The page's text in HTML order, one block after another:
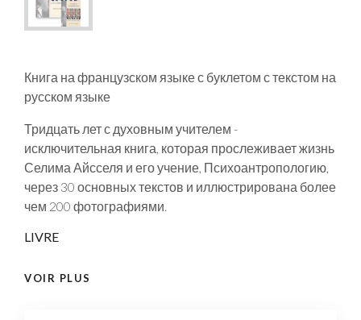
Книга на французском языке с буклетом с текстом на
русском языке
Тридцать лет с духовным учителем -
исключительная книга, которая прослеживает жизнь
Селима Айсселя и его учение, Психоантропологию,
через 30 основных текстов и иллюстрирована более
чем 200 фотографиями.
LIVRE
VOIR PLUS